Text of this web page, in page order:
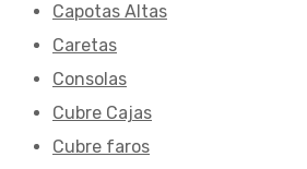
Capotas Altas
Caretas
Consolas
Cubre Cajas
Cubre faros